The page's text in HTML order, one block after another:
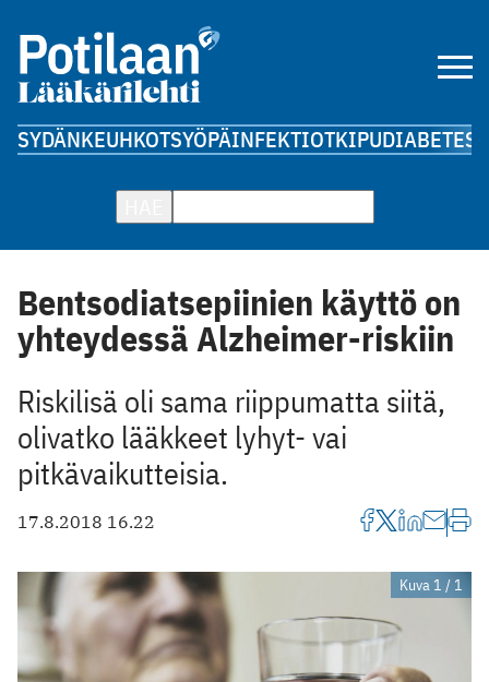
SYDÄNKEUHKOTSYÖPÄINFEKTIOTKIPUDIABETES
Bentsodiatsepiinien käyttö on
yhteydessä Alzheimer-riskiin
Riskilisä oli sama riippumatta siitä,
olivatko lääkkeet lyhyt- vai
pitkävaikutteisia.
17.8.2018 16.22
Kuva 1 / 1